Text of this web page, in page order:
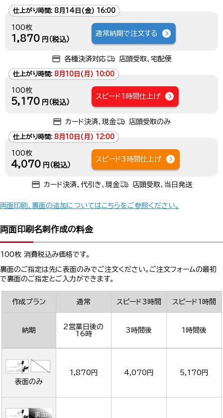
仕上がり時間: 8月14日(金) 16:00
100枚
1,870 円（税込）
通常納期で注文する
各種決済対応 店頭受取、宅配便
仕上がり時間: 8月10日(月) 10:00
100枚
5,170 円（税込）
スピード1時間仕上げ
カード決済、現金 店頭受取のみ
仕上がり時間: 8月10日(月) 12:00
100枚
4,070 円（税込）
スピード3時間仕上げ
カード決済、代引き、現金 店頭受取、当日発送
両面印刷、裏面の追加についてはこちらをご参照ください。
両面印刷名刺作成の料金
100枚 消費税込み価格です。
裏面のご指定は先に表面のみでご注文ください。ご注文フォームの最初
で裏面のご指定とご入力ができます。
作成プラン 通常 スピード3時間 スピード1時間
納期
2営業日後の
16時
3時間後 1時間後
表面のみ
1,870円 4,070円 5,170円